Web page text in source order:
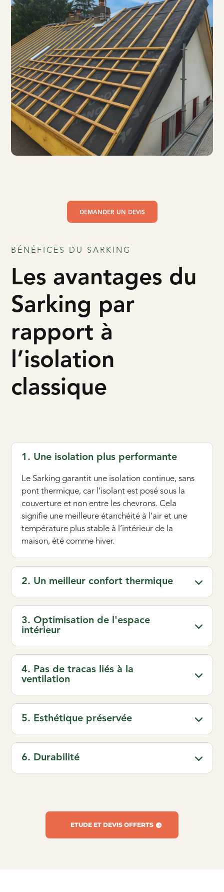
DEMANDER UN DEVIS
BÉNÉFICES DU SARKING
Les avantages du
Sarking par
rapport à
l’isolation
classique
1. Une isolation plus performante
Le Sarking garantit une isolation continue, sans
pont thermique, car l’isolant est posé sous la
couverture et non entre les chevrons. Cela
signifie une meilleure étanchéité à l’air et une
température plus stable à l’intérieur de la
maison, été comme hiver.
2. Un meilleur confort thermique
3. Optimisation de l'espace
intérieur
4. Pas de tracas liés à la
ventilation
5. Esthétique préservée
6. Durabilité
ETUDE ET DEVIS OFFERTS